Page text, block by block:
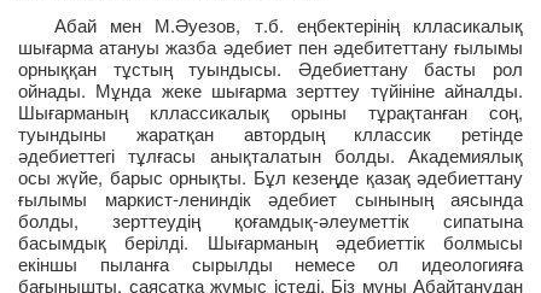
Абай мен М.Әуезов, т.б. еңбектерінің клласикалық
шығарма атануы жазба әдебиет пен әдебитеттану ғылымы
орныққан тұстың туындысы. Әдебиеттану басты рол
ойнады. Мұнда жеке шығарма зерттеу түйініне айналды.
Шығарманың кллассикалық орыны тұрақтанған соң,
туындыны жаратқан автордың кллассик ретінде
әдебиеттегі тұлғасы анықталатын болды. Академиялық
осы жүйе, барыс орнықты. Бұл кезеңде қазақ әдебиеттану
ғылымы маркист-лениндік әдебиет сынының аясында
болды, зерттеудің қоғамдық-әлеуметтік сипатына
басымдық берілді. Шығарманың әдебиеттік болмысы
екіншы пыланға сырылды немесе ол идеологияға
бағынышты, саясатқа жұмыс істеді. Біз мұны Абайтанудан